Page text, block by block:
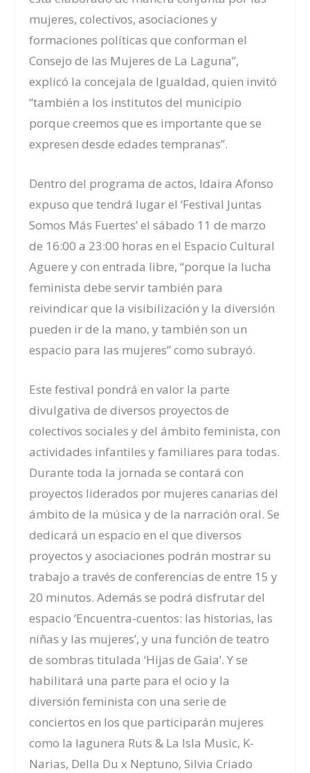
mujeres, colectivos, asociaciones y
formaciones políticas que conforman el
Consejo de las Mujeres de La Laguna”,
explicó la concejala de Igualdad, quien invitó
“también a los institutos del municipio
porque creemos que es importante que se
expresen desde edades tempranas”.
Dentro del programa de actos, Idaira Afonso
expuso que tendrá lugar el ‘Festival Juntas
Somos Más Fuertes’ el sábado 11 de marzo
de 16:00 a 23:00 horas en el Espacio Cultural
Aguere y con entrada libre, “porque la lucha
feminista debe servir también para
reivindicar que la visibilización y la diversión
pueden ir de la mano, y también son un
espacio para las mujeres” como subrayó.
Este festival pondrá en valor la parte
divulgativa de diversos proyectos de
colectivos sociales y del ámbito feminista, con
actividades infantiles y familiares para todas.
Durante toda la jornada se contará con
proyectos liderados por mujeres canarias del
ámbito de la música y de la narración oral.Se
dedicará un espacio en el que diversos
proyectos y asociaciones podrán mostrar su
trabajo a través de conferencias de entre 15 y
20 minutos. Además se podrá disfrutar del
espacio ‘Encuentra-cuentos: las historias, las
niñas y las mujeres’, y una función de teatro
de sombras titulada ‘Hijas de Gaia’. Y se
habilitará una parte para el ocio y la
diversión feminista con una serie de
conciertos en los que participarán mujeres
como la lagunera Ruts & La Isla Music, K-
Narias, Della Du x Neptuno, Silvia Criado